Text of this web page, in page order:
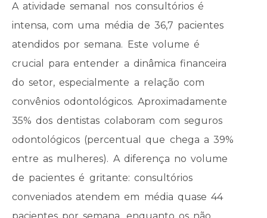
A atividade semanal nos consultórios é
intensa, com uma média de 36,7 pacientes
atendidos por semana. Este volume é
crucial para entender a dinâmica financeira
do setor, especialmente a relação com
convênios odontológicos. Aproximadamente
35% dos dentistas colaboram com seguros
odontológicos (percentual que chega a 39%
entre as mulheres). A diferença no volume
de pacientes é gritante: consultórios
conveniados atendem em média quase 44